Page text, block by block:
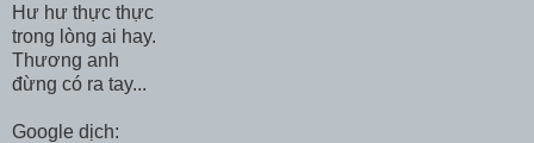
Hư hư thực thực
trong lòng ai hay.
Thương anh
đừng có ra tay...
Google dịch: